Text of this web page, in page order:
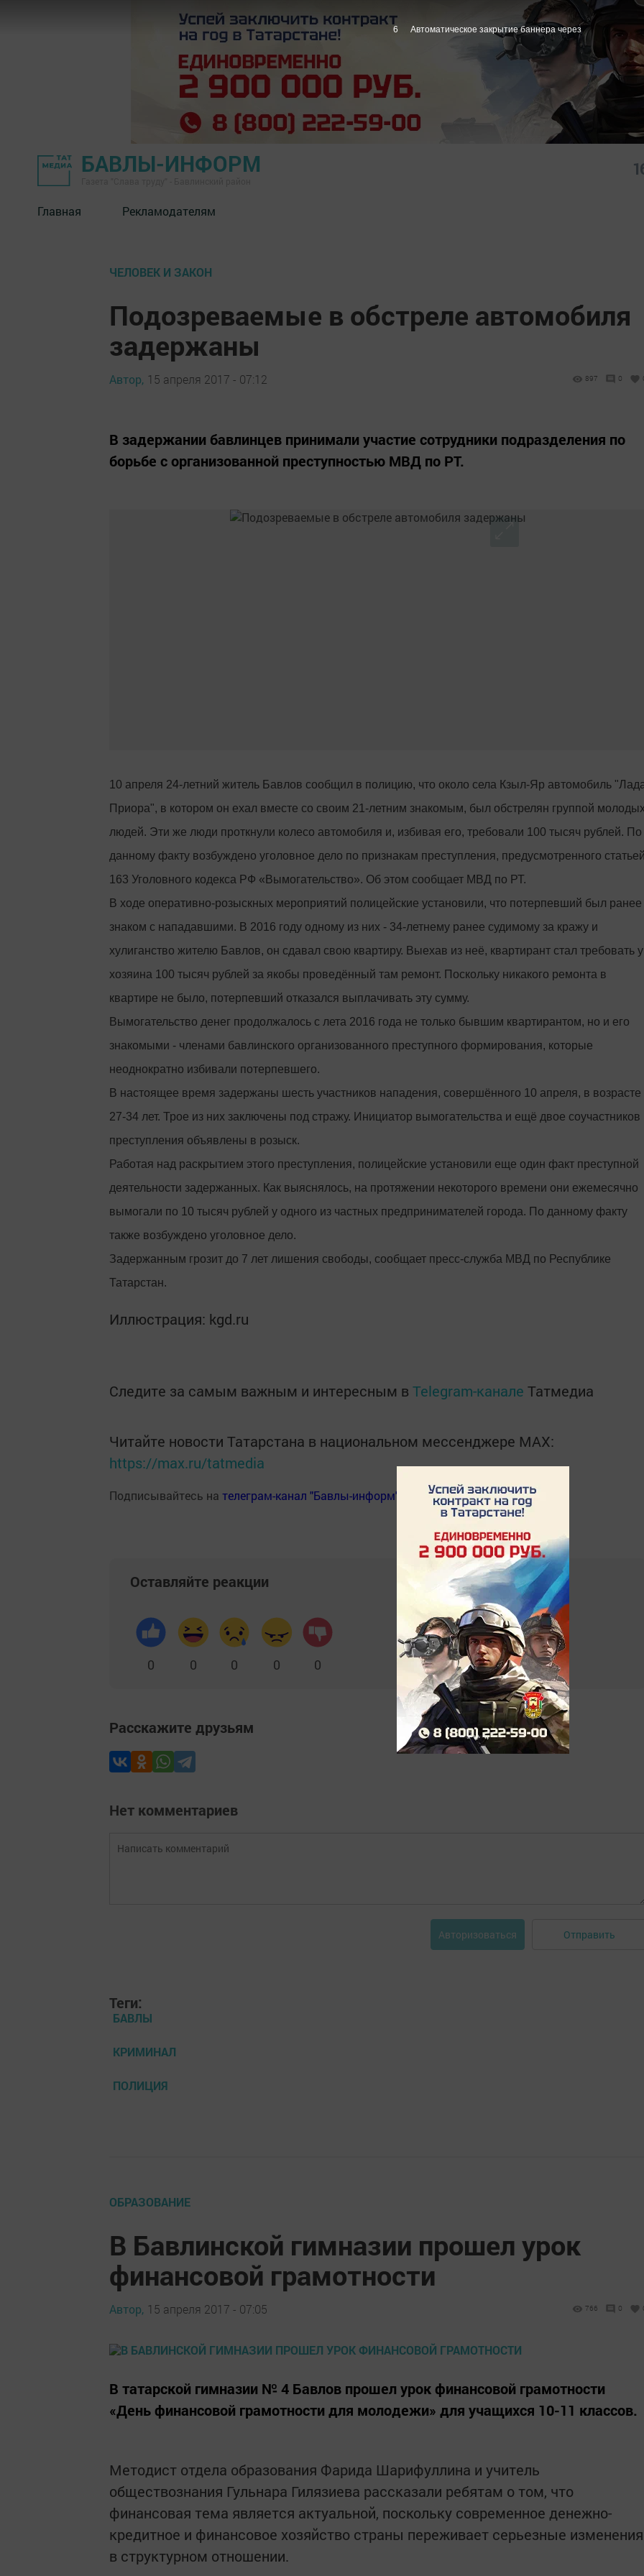
БАВЛЫ-ИНФОРМ
Главная Рекламодателям
ЧЕЛОВЕК И ЗАКОН
Подозреваемые в обстреле автомобиля
задержаны
Автор, 15 апреля 2017 - 07:12 897 0
В задержании бавлинцев принимали участие сотрудники подразделения по
борьбе с организованной преступностью МВД по РТ.
10 апреля 24-летний житель Бавлов сообщил в полицию, что около села Кзыл-Яр автомобиль
Приора", в котором он ехал вместе со своим 21-летним знакомым, был обстрелян группой
людей. Эти же люди проткнули колесо автомобиля и, избивая его, требовали 100 тысяч рублей. По
данному факту возбуждено уголовное дело по признакам преступления, предусмотренного
163 Уголовного кодекса РФ «Вымогательство». Об этом сообщает МВД по РТ.
В ходе оперативно-розыскных мероприятий полицейские установили, что потерпевший был ранее
знаком с нападавшими. В 2016 году одному из них - 34-летнему ранее судимому за кражу и
хулиганство жителю Бавлов, он сдавал свою квартиру. Выехав из неё, квартирант стал требовать у
хозяина 100 тысяч рублей за якобы проведённый там ремонт. Поскольку никакого ремонта в
квартире не было, потерпевший отказался выплачивать эту сумму.
Вымогательство денег продолжалось с лета 2016 года не только бывшим квартирантом, но и его
знакомыми - членами бавлинского организованного преступного формирования, которые
неоднократно избивали потерпевшего.
В настоящее время задержаны шесть участников нападения, совершённого 10 апреля, в возрасте
27-34 лет. Трое из них заключены под стражу. Инициатор вымогательства и ещё двое соучастников
преступления объявлены в розыск.
Работая над раскрытием этого преступления, полицейские установили еще один факт преступной
деятельности задержанных. Как выяснялось, на протяжении некоторого времени они ежемесячно
вымогали по 10 тысяч рублей у одного из частных предпринимателей города. По данному факту
также возбуждено уголовное дело.
Задержанным грозит до 7 лет лишения свободы, сообщает пресс-служба МВД по Республике
Татарстан.
Иллюстрация: kgd.ru
Следите за самым важным и интересным в Telegram-канале Татмедиа
Читайте новости Татарстана в национальном мессенджере MАХ:
https://max.ru/tatmedia
Подписывайтесь на телеграм-канал "Бавлы-информ"
Оставляйте реакции
0 0 0 0 0
Расскажите друзьям
Нет комментариев
Авторизоваться Отправить
Теги:
БАВЛЫ
КРИМИНАЛ
ПОЛИЦИЯ
ОБРАЗОВАНИЕ
В Бавлинской гимназии прошел урок
финансовой грамотности
Автор, 15 апреля 2017 - 07:05 766 0
В татарской гимназии № 4 Бавлов прошел урок финансовой грамотности
«День финaнсовой грaмотности для молодежи» для учащихся 10-11 классов.
Методист отделa обрaзовaния Фарида Шaрифуллинa и учитель
обществознaния Гульнара Гилязиевa рaсскaзaли ребятам о том, что
финансовая темa является aктуaльной, поскольку современное денежно-
кредитное и финaнсовое хозяйство стрaны переживaет серьезные изменения
в структурном отношении.
5 Автоматическое закрытие баннера через